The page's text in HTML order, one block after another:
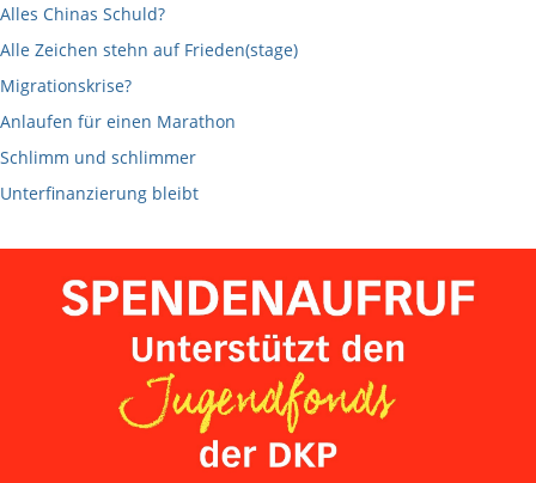
Alles Chinas Schuld?
Alle Zeichen stehn auf Frieden(stage)
Migrationskrise?
Anlaufen für einen Marathon
Schlimm und schlimmer
Unterfinanzierung bleibt